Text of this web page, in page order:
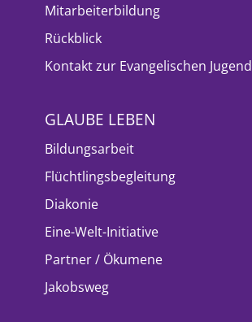
Mitarbeiterbildung
Rückblick
Kontakt zur Evangelischen Jugend
GLAUBE LEBEN
Bildungsarbeit
Flüchtlingsbegleitung
Diakonie
Eine-Welt-Initiative
Partner / Ökumene
Jakobsweg